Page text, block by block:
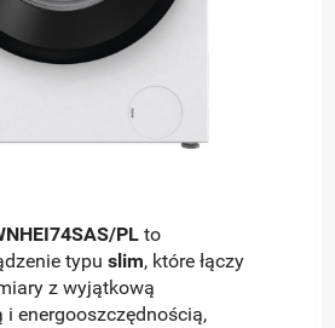
PL to
typuslim, które łączy
z wyjątkową
energooszczędnością,